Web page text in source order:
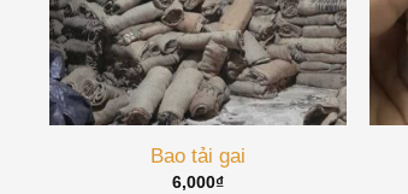
Bao tải gai
6,000₫